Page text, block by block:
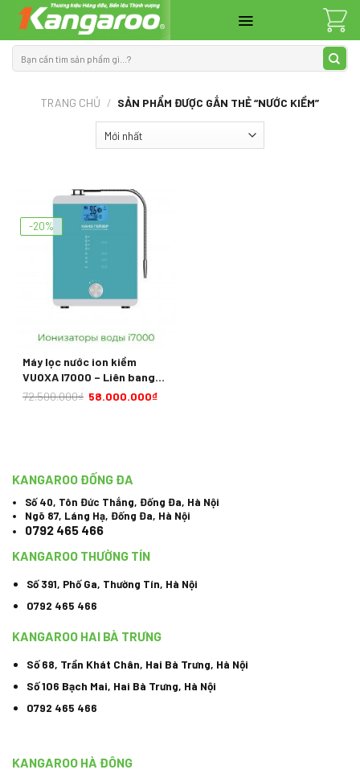
content
kiếm:
TRANG CHỦ / SẢN PHẨM ĐƯỢC GẮN THẺ “NƯỚC KIỀM”
-20%
Máy lọc nước ion kiềm
VUOXA I7000 – Liên bang
Nga
72.500.000₫ 58.000.000₫
KANGAROO ĐỐNG ĐA
Số 40, Tôn Đức Thắng, Đống Đa, Hà Nội
Ngõ 87, Láng Hạ, Đống Đa, Hà Nội
0792 465 466
KANGAROO THƯỜNG TÍN
Số 391, Phố Ga, Thường Tín, Hà Nội
0792 465 466
KANGAROO HAI BÀ TRƯNG
Số 68, Trần Khát Chân, Hai Bà Trưng, Hà Nội
Số 106 Bạch Mai, Hai Bà Trưng, Hà Nội
0792 465 466
KANGAROO HÀ ĐÔNG